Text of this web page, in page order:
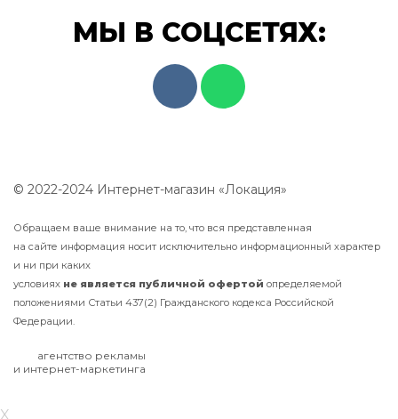
МЫ В СОЦСЕТЯХ:
© 2022-2024 Интернет-магазин «Локация»
Обращаем ваше внимание на то, что вся представленная
на сайте информация носит исключительно информационный характер
и ни при каких
условиях не является публичной офертой определяемой
положениями Статьи 437(2) Гражданского кодекса Российской
Федерации.
агентство рекламы
и интернет-маркетинга
X